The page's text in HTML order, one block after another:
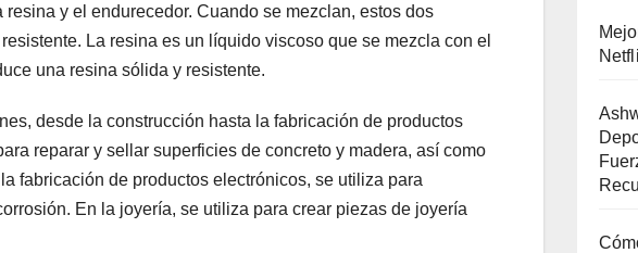
y el endurecedor. Cuando se mezclan, estos dos
La resina es un líquido viscoso que se mezcla con el
una resina sólida y resistente.
desde la construcción hasta la fabricación de productos
reparar y sellar superficies de concreto y madera, así como
fabricación de productos electrónicos, se utiliza para
En la joyería, se utiliza para crear piezas de joyería